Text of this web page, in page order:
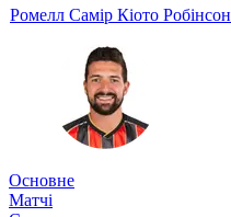
Ромелл Самір Кіото Робінсон
Основне
Матчі